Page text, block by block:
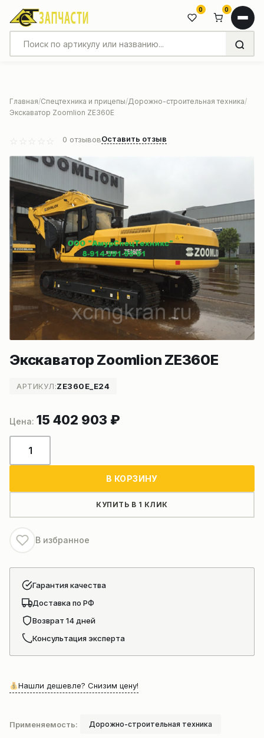
0 0
Главная Спецтехника и прицепы Дорожно-строительная техника
Экскаватор Zoomlion ZE360E
0 отзывовОставить отзыв
Экскаватор Zoomlion ZE360E
АРТИКУЛ:ZE360E_E24
15 402 903 ₽
товара
В КОРЗИНУ
КУПИТЬ В 1 КЛИК
В избранное
Гарантия качества
Доставка по РФ
Возврат 14 дней
Консультация эксперта
Нашли дешевле? Снизим цену!
Применяемость: Дорожно-строительная техника